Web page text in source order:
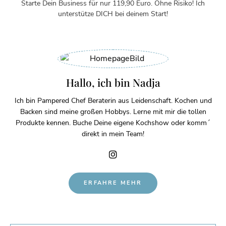
Starte Dein Business für nur 119,90 Euro. Ohne Risiko! Ich
unterstütze DICH bei deinem Start!
Hallo, ich bin Nadja
Ich bin Pampered Chef Beraterin aus Leidenschaft. Kochen und
Backen sind meine großen Hobbys. Lerne mit mir die tollen
Produkte kennen. Buche Deine eigene Kochshow oder komm´
direkt in mein Team!
ERFAHRE MEHR